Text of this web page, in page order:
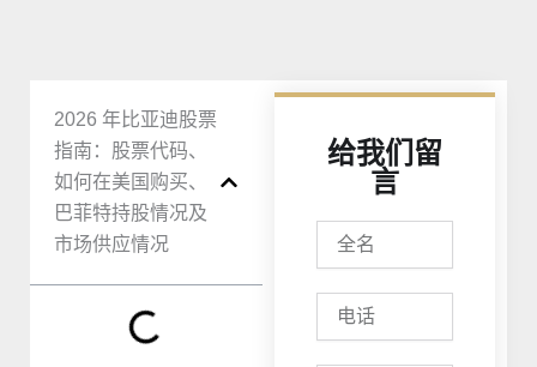
2026 年比亚迪股票
指南：股票代码、
如何在美国购买、
巴菲特持股情况及
市场供应情况
给我们留
言